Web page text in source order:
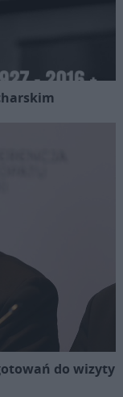
do wizyty